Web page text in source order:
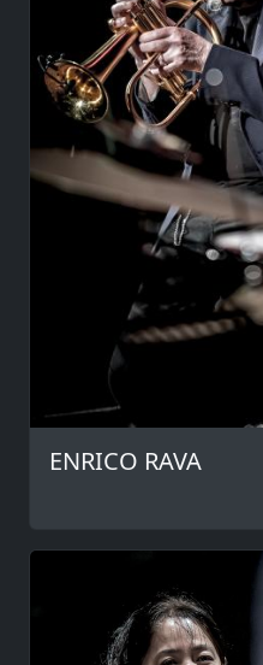
ENRICO RAVA